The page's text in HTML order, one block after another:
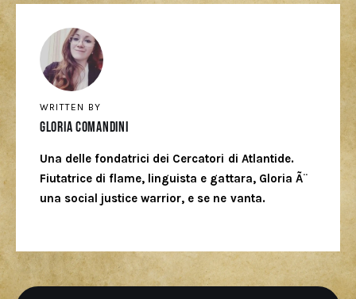
WRITTEN BY
Gloria Comandini
Una delle fondatrici dei Cercatori di Atlantide.
Fiutatrice di flame, linguista e gattara, Gloria Ã¨
una social justice warrior, e se ne vanta.